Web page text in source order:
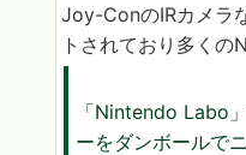
Joy-ConのIRカメラ
トされており多く
「Nintendo Labo
ーをダンボールで